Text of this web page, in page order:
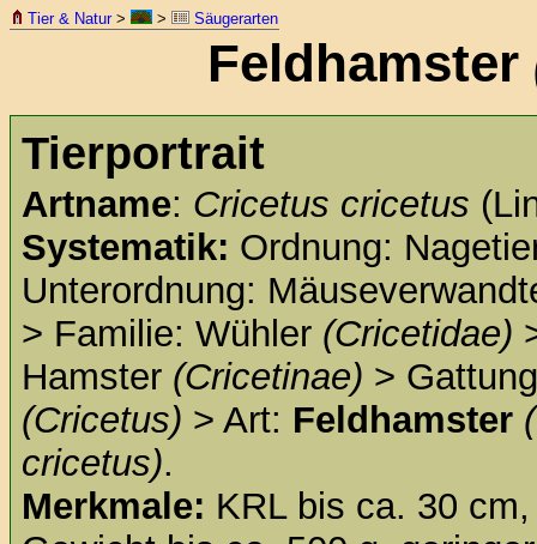
Tier & Natur> > Säugerarten
Feldhamster
Tierportrait
Artname: Cricetus cricetus
Systematik: Ordnung:
Unterordnung:
> Familie: Wühler (Cricetidae)
Hamster (Cricetinae) >
(Cricetus) > Art: Feldhamster
cricetus).
Merkmale: KRL bis ca. 30